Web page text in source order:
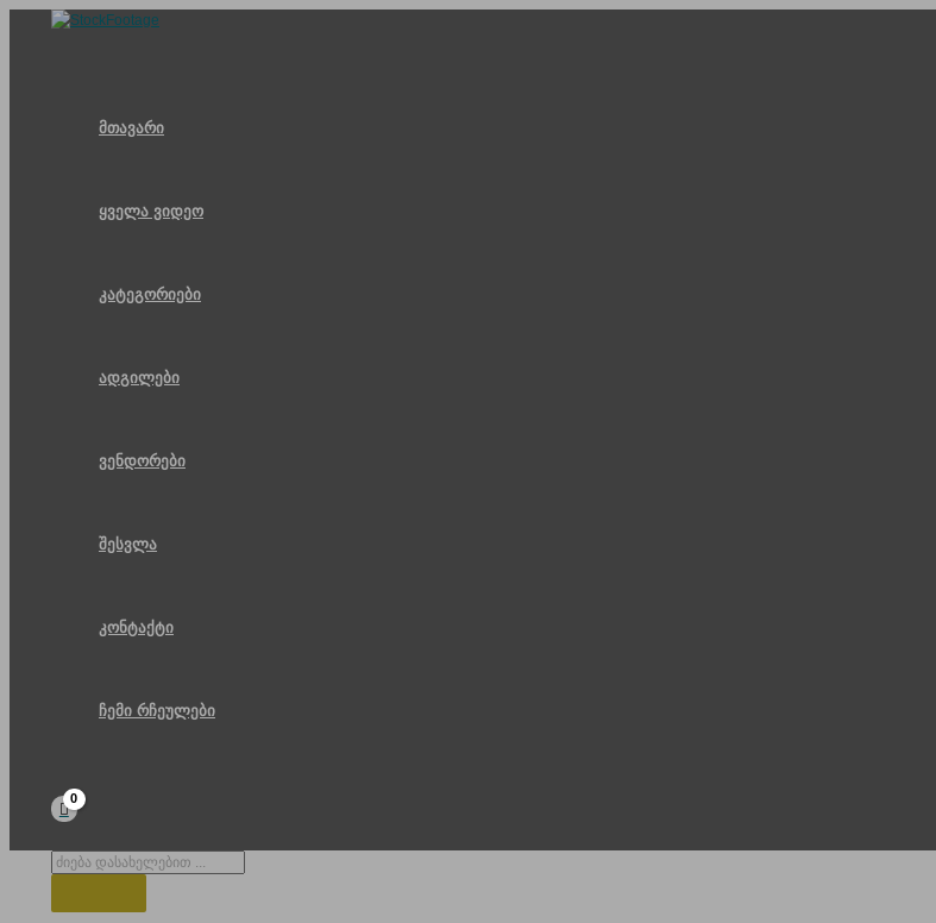
მთავარი
ყველა ვიდეო
კატეგორიები
ადგილები
ვენდორები
შესვლა
კონტაქტი
ჩემი რჩეულები
Products